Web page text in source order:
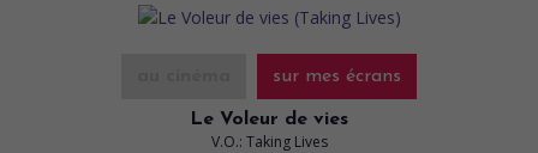
sur mes écrans
Le Voleur de vies
V.O.: Taking Lives